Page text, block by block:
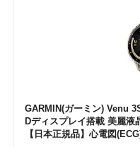
GARMIN(ガーミン) Venu
Dディスプレイ搭載 美麗
【日本正規品】心電図